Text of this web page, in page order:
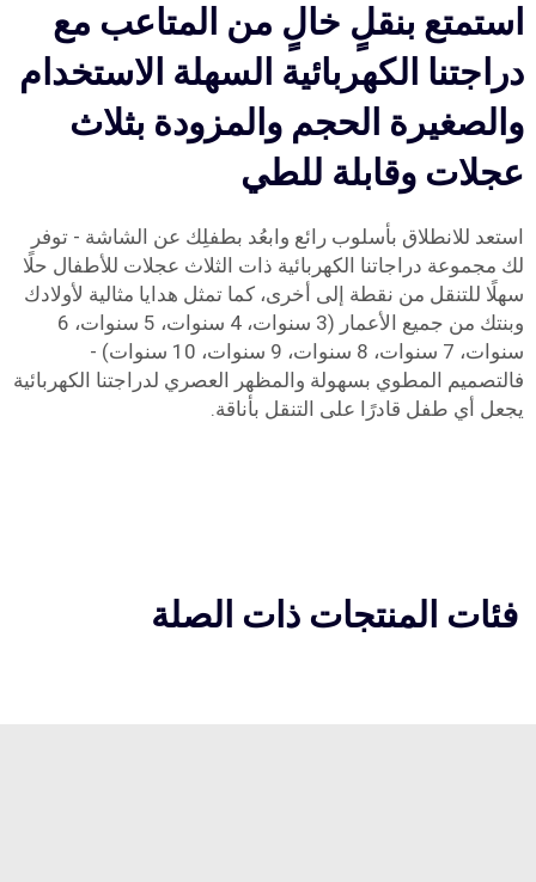
استمتع بنقلٍ خالٍ من المتاعب مع
دراجتنا الكهربائية السهلة الاستخدام
والصغيرة الحجم والمزودة بثلاث
عجلات وقابلة للطي
استعد للانطلاق بأسلوب رائع وابعُد بطفلِك عن الشاشة - توفر
لك مجموعة دراجاتنا الكهربائية ذات الثلاث عجلات للأطفال حلًا
سهلًا للتنقل من نقطة إلى أخرى، كما تمثل هدايا مثالية لأولادك
وبنتك من جميع الأعمار (3 سنوات، 4 سنوات، 5 سنوات، 6
سنوات، 7 سنوات، 8 سنوات، 9 سنوات، 10 سنوات) -
فالتصميم المطوي بسهولة والمظهر العصري لدراجتنا الكهربائية
يجعل أي طفل قادرًا على التنقل بأناقة.
فئات المنتجات ذات الصلة